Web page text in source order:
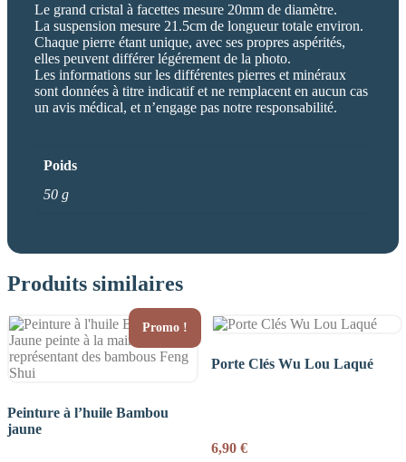
Le grand cristal à facettes mesure 20mm de diamètre.
La suspension mesure 21.5cm de longueur totale environ.
Chaque pierre étant unique, avec ses propres aspérités,
elles peuvent différer légérement de la photo.
Les informations sur les différentes pierres et minéraux
sont données à titre indicatif et ne remplacent en aucun cas
un avis médical, et n’engage pas notre responsabilité.
Poids
50 g
Produits similaires
Promo !
Peinture à l’huile Bambou
jaune
Porte Clés Wu Lou Laqué
6,90 €